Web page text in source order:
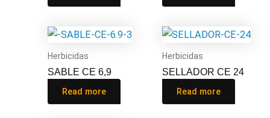
Herbicidas
SABLE CE 6,9
Read more
Herbicidas
SELLADOR CE 24
Read more